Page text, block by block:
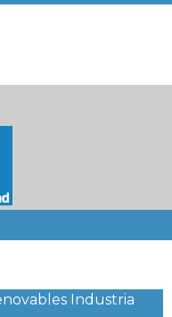
Industria